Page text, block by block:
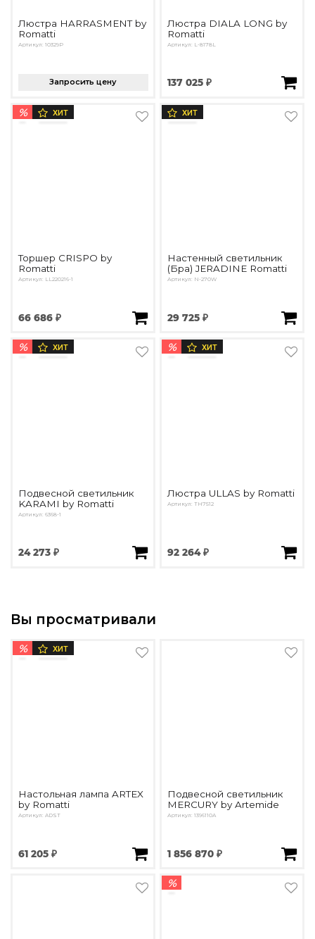
Люстра HARRASMENT by
Romatti
Артикул: 10329P
Запросить цену
Люстра DIALA LONG by
Romatti
Артикул: L-8178L
137 025 ₽
% ХИТ
Торшер CRISPO by
Romatti
Артикул: LL220216-1
66 686 ₽
ХИТ
Настенный светильник
(Бра) JERADINE Romatti
Артикул: N-270W
29 725 ₽
% ХИТ
Подвесной светильник
KARAMI by Romatti
Артикул: 6368-1
24 273 ₽
% ХИТ
Люстра ULLAS by Romatti
Артикул: TH7512
92 264 ₽
Вы просматривали
% ХИТ
Настольная лампа ARTEX
by Romatti
Артикул: ADST
61 205 ₽
Подвесной светильник
MERCURY by Artemide
Артикул: 1396110A
1 856 870 ₽
%